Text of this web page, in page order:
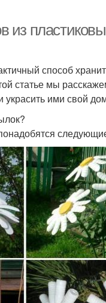
способ
статье мы
ими свой